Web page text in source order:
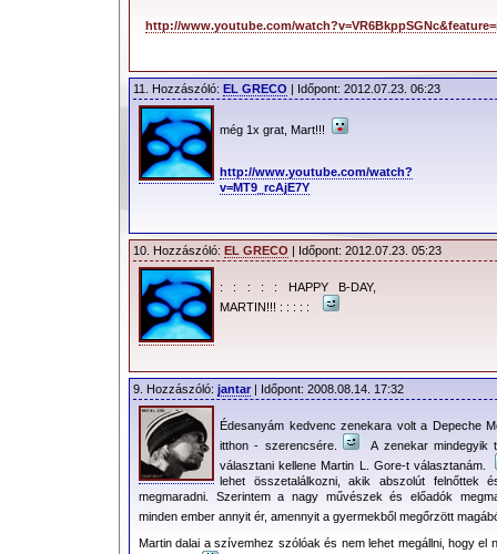
http://www.youtube.com/
11. Hozzászóló: EL GRECO | Időpont: 2012.07.23. 06:23
még 1x grat, Mart!!!
http://www.youtube.com/watch?
v=MT9_rcAjE7Y
10. Hozzászóló: EL GRECO | Időpont: 2012.07.23. 05:23
: : : : : HAPPY B-DAY,
MARTIN!!! : : : : :
9. Hozzászóló: jantar | Időpont: 2008.08.14. 17:32
Édesanyám kedvenc zenekara volt a Depeche
itthon - szerencsére.
A zenekar mindegyik
választani kellene Martin L. Gore-t választanám.
lehet összetalálkozni, akik abszolút felnőttek
megmaradni. Szerintem a nagy művészek és előadók
minden ember annyit ér, amennyit a gyermekből megőrzött
Martin dalai a szívemhez szólóak és nem lehet megállni, hogy el